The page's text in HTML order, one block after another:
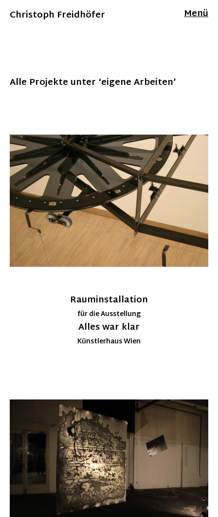
Christoph Freidhöfer Menü
Alle Projekte unter ‘eigene Arbeiten’
Rauminstallation
für die Ausstellung
Alles war klar
Künstlerhaus Wien